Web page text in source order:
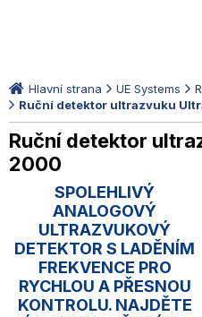
Hlavní strana UE Systems
Ruční detektor ultrazvuku
Ruční detektor
2000
SPOLEHLIVÝ
ANALOGOVÝ
ULTRAZVUKOVÝ
DETEKTOR S LADĚNÍM
FREKVENCE PRO
RYCHLOU A PŘESNOU
KONTROLU. NAJDĚTE